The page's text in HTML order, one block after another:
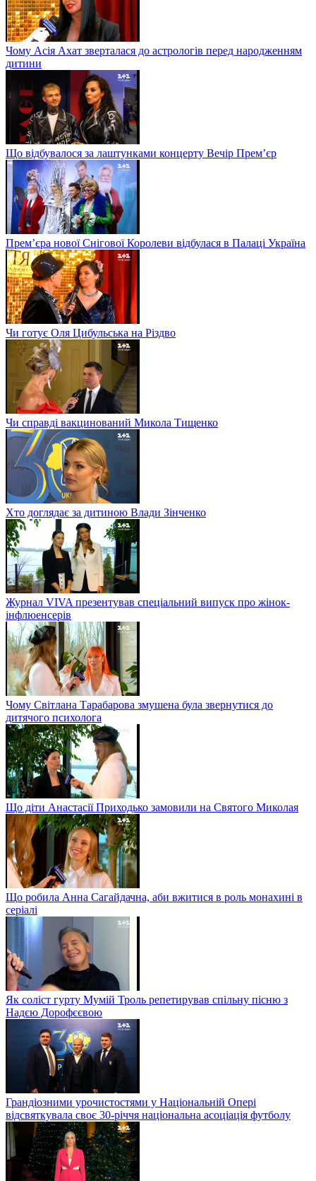
Чому Асія Ахат зверталася до астрологів перед народженням
дитини
Що відбувалося за лаштунками концерту Вечір Прем’єр
Прем’єра нової Снігової Королеви відбулася в Палаці Україна
Чи готує Оля Цибульська на Різдво
Чи справді вакцинований Микола Тищенко
Хто доглядає за дитиною Влади Зінченко
Журнал VIVA презентував спеціальний випуск про жінок-
інфлюенсерів
Чому Світлана Тарабарова змушена була звернутися до
дитячого психолога
Що діти Анастасії Приходько замовили на Святого Миколая
Що робила Анна Сагайдачна, аби вжитися в роль монахині в
серіалі
Як соліст гурту Мумій Троль репетирував спільну пісню з
Надєю Дорофєєвою
Грандіозними урочистостями у Національній Опері
відсвяткувала своє 30-річчя національна асоціація футболу